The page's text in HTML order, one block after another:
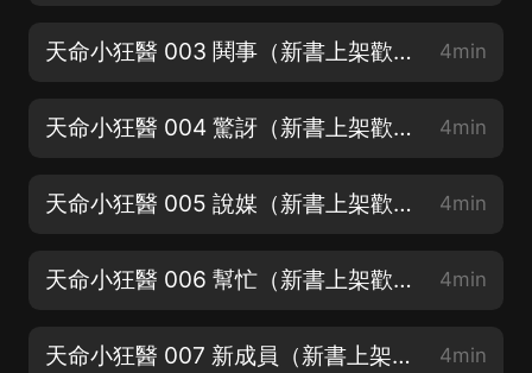
天命小狂醫 003 鬨事（新書上架歡迎收聽訂閱呦） 4min
天命小狂醫 004 驚訝（新書上架歡迎收聽訂閱呦） 4min
天命小狂醫 005 說媒（新書上架歡迎收聽訂閱呦） 4min
天命小狂醫 006 幫忙（新書上架歡迎收聽訂閱呦） 4min
天命小狂醫 007 新成員（新書上架歡迎收聽訂閱呦） 4min